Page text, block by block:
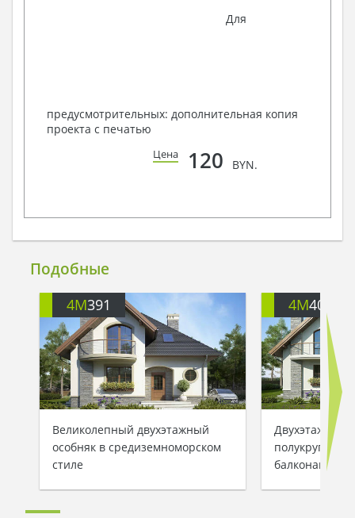
Для
предусмотрительных: дополнительная копия
проекта с печатью
Цена 120 BYN.
Подобные
4M391
Великолепный двухэтажный
особняк в средиземноморском
стиле
4M401
Двухэтажный
балконами